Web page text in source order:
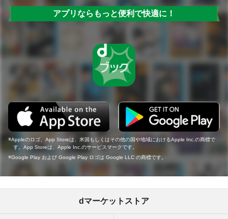
アプリならもっと便利で快適に！
Appleのロゴ、App Storeは、米国もしくはその他の国や地域におけるApple Inc.の商標で
す。App Storeは、Apple Inc.のサービスマークです。
Google Play および Google Play ロゴは Google LLC の商標です。
dマーケットストア